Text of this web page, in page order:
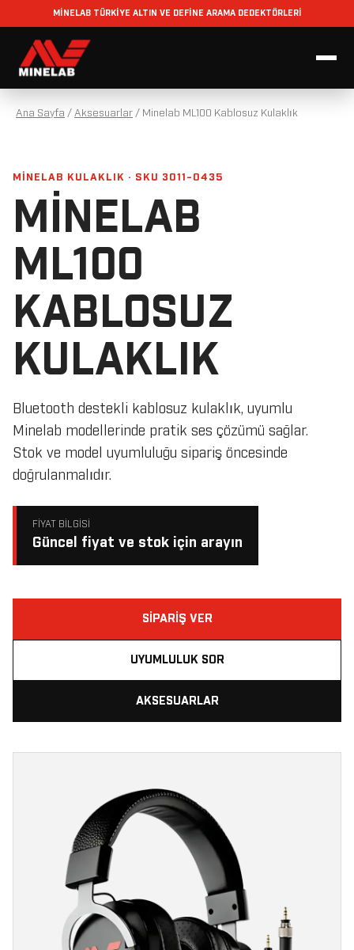
MİNELAB TÜRKİYE ALTIN VE DEFİNE ARAMA DEDEKTÖRLERİ
Ana Sayfa / Aksesuarlar / Minelab ML100 Kablosuz Kulaklık
MINELAB KULAKLIK · SKU 3011-0435
MINELAB
ML100
KABLOSUZ
KULAKLIK
Bluetooth destekli kablosuz kulaklık, uyumlu
Minelab modellerinde pratik ses çözümü sağlar.
Stok ve model uyumluluğu sipariş öncesinde
doğrulanmalıdır.
FIYAT BILGISI
Güncel fiyat ve stok için arayın
SIPARIŞ VER
UYUMLULUK SOR
AKSESUARLAR